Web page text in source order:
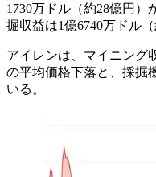
1730万ドル（約28億円
掘収益は1億6740万ドル
アイレンは、マイニング
の平均価格下落と、採掘
いる。